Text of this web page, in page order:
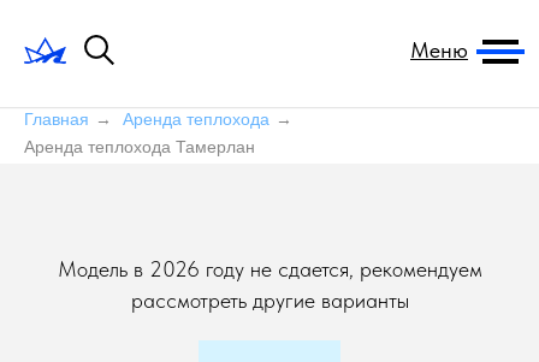
Меню
Главная → Аренда теплохода →
Аренда теплохода Тамерлан
Модель в 2026 году не сдается, рекомендуем
рассмотреть другие варианты